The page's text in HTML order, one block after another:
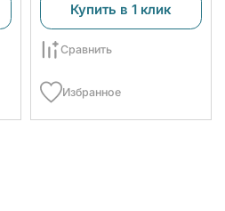
Купить в 1 клик
Сравнить
Избранное